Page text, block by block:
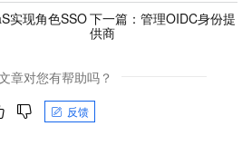
实现角色SSO下一篇： 管理OIDC身份提
供商
章对您有帮助吗？
反馈